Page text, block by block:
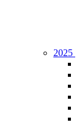
2025